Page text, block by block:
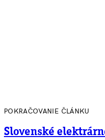
POKRAČOVANIE ČLÁNKU
Slovenské